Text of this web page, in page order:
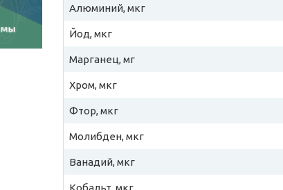
Алюминий, мкг
Йод, мкг
Марганец, мг
Хром, мкг
Фтор, мкг
Молибден, мкг
Ванадий, мкг